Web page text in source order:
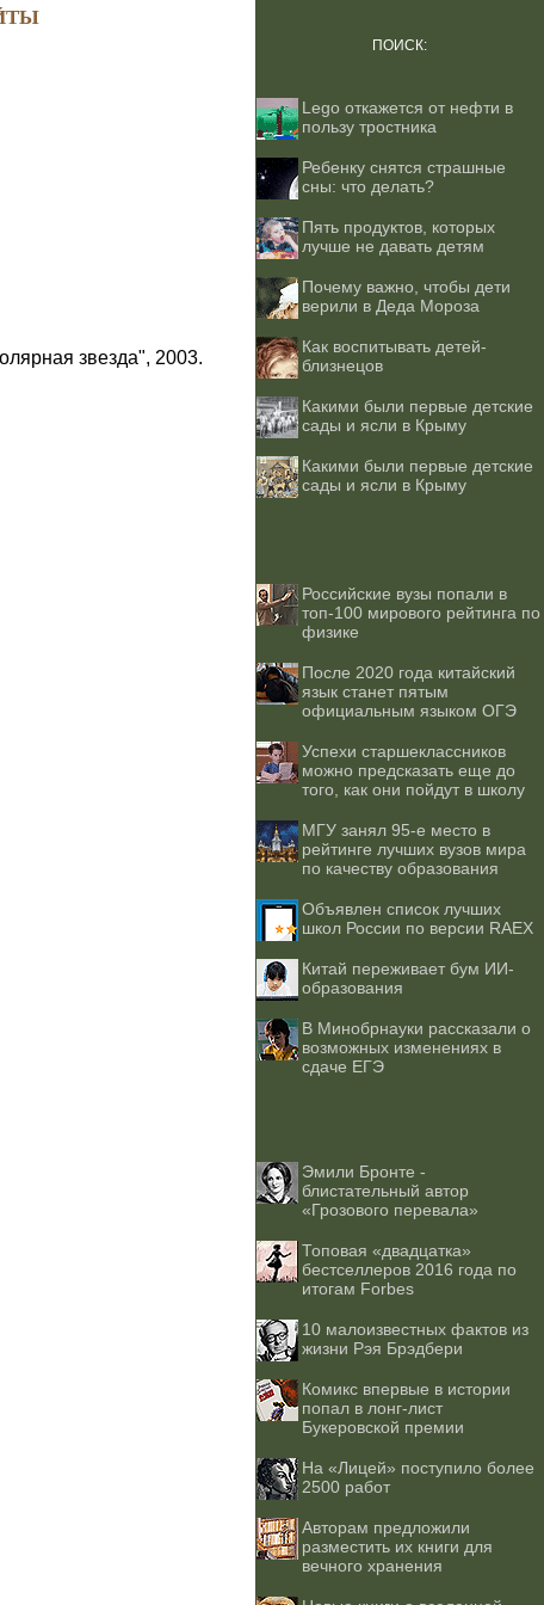
звезда", 2003.
ПОИСК:
Lego откажется от нефти в
пользу тростника
Ребенку снятся страшные
сны: что делать?
Пять продуктов, которых
лучше не давать детям
Почему важно, чтобы дети
верили в Деда Мороза
Как воспитывать детей-
близнецов
Какими были первые детские
сады и ясли в Крыму
Какими были первые детские
сады и ясли в Крыму
Российские вузы попали в
топ-100 мирового рейтинга по
физике
После 2020 года китайский
язык станет пятым
официальным языком ОГЭ
Успехи старшеклассников
можно предсказать еще до
того, как они пойдут в школу
МГУ занял 95-е место в
рейтинге лучших вузов мира
по качеству образования
Объявлен список лучших
школ России по версии RAEX
Китай переживает бум ИИ-
образования
В Минобрнауки рассказали о
возможных изменениях в
сдаче ЕГЭ
Эмили Бронте -
блистательный автор
«Грозового перевала»
Топовая «двадцатка»
бестселлеров 2016 года по
итогам Forbes
10 малоизвестных фактов из
жизни Рэя Брэдбери
Комикс впервые в истории
попал в лонг-лист
Букеровской премии
На «Лицей» поступило более
2500 работ
Авторам предложили
разместить их книги для
вечного хранения